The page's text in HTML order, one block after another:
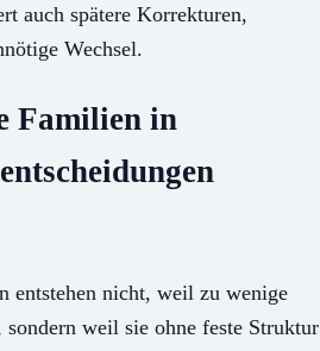
auch spätere Korrekturen,
Wechsel.
Familien in
entstehen nicht, weil zu wenige
weil sie ohne feste Struktur